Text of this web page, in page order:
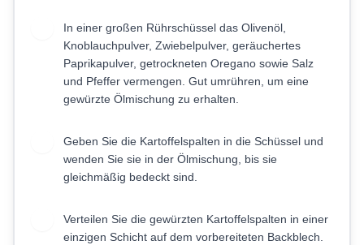
In einer großen Rührschüssel das Olivenöl,
Knoblauchpulver, Zwiebelpulver, geräuchertes
Paprikapulver, getrockneten Oregano sowie Salz
und Pfeffer vermengen. Gut umrühren, um eine
gewürzte Ölmischung zu erhalten.
Geben Sie die Kartoffelspalten in die Schüssel und
wenden Sie sie in der Ölmischung, bis sie
gleichmäßig bedeckt sind.
Verteilen Sie die gewürzten Kartoffelspalten in einer
einzigen Schicht auf dem vorbereiteten Backblech.